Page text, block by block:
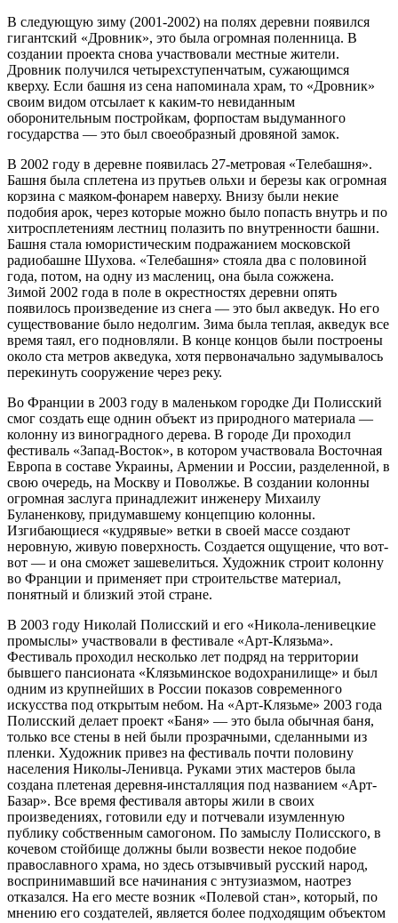
В следующую зиму (2001-2002) на полях деревни появился
гигантский «Дровник», это была огромная поленница. В
создании проекта снова участвовали местные жители.
Дровник получился четырехступенчатым, сужающимся
кверху. Если башня из сена напоминала храм, то «Дровник»
своим видом отсылает к каким-то невиданным
оборонительным постройкам, форпостам выдуманного
государства — это был своеобразный дровяной замок.
В 2002 году в деревне появилась 27-метровая «Телебашня».
Башня была сплетена из прутьев ольхи и березы как огромная
корзина с маяком-фонарем наверху. Внизу были некие
подобия арок, через которые можно было попасть внутрь и по
хитросплетениям лестниц полазить по внутренности башни.
Башня стала юмористическим подражанием московской
радиобашне Шухова. «Телебашня» стояла два с половиной
года, потом, на одну из маслениц, она была сожжена.
Зимой 2002 года в поле в окрестностях деревни опять
появилось произведение из снега — это был акведук. Но его
существование было недолгим. Зима была теплая, акведук все
время таял, его подновляли. В конце концов были построены
около ста метров акведука, хотя первоначально задумывалось
перекинуть сооружение через реку.
Во Франции в 2003 году в маленьком городке Ди Полисский
смог создать еще однин объект из природного материала —
колонну из виноградного дерева. В городе Ди проходил
фестиваль «Запад-Восток», в котором участвовала Восточная
Европа в составе Украины, Армении и России, разделенной, в
свою очередь, на Москву и Поволжье. В создании колонны
огромная заслуга принадлежит инженеру Михаилу
Буланенкову, придумавшему концепцию колонны.
Изгибающиеся «кудрявые» ветки в своей массе создают
неровную, живую поверхность. Создается ощущение, что вот-
вот — и она сможет зашевелиться. Художник строит колонну
во Франции и применяет при строительстве материал,
понятный и близкий этой стране.
В 2003 году Николай Полисский и его «Никола-ленивецкие
промыслы» участвовали в фестивале «Арт-Клязьма».
Фестиваль проходил несколько лет подряд на территории
бывшего пансионата «Клязьминское водохранилище» и был
одним из крупнейших в России показов современного
искусства под открытым небом. На «Арт-Клязьме» 2003 года
Полисский делает проект «Баня» — это была обычная баня,
только все стены в ней были прозрачными, сделанными из
пленки. Художник привез на фестиваль почти половину
населения Николы-Ленивца. Руками этих мастеров была
создана плетеная деревня-инсталляция под названием «Арт-
Базар». Все время фестиваля авторы жили в своих
произведениях, готовили еду и потчевали изумленную
публику собственным самогоном. По замыслу Полисского, в
кочевом стойбище должны были возвести некое подобие
православного храма, но здесь отзывчивый русский народ,
воспринимавший все начинания с энтузиазмом, наотрез
отказался. На его месте возник «Полевой стан», который, по
мнению его создателей, является более подходящим объектом